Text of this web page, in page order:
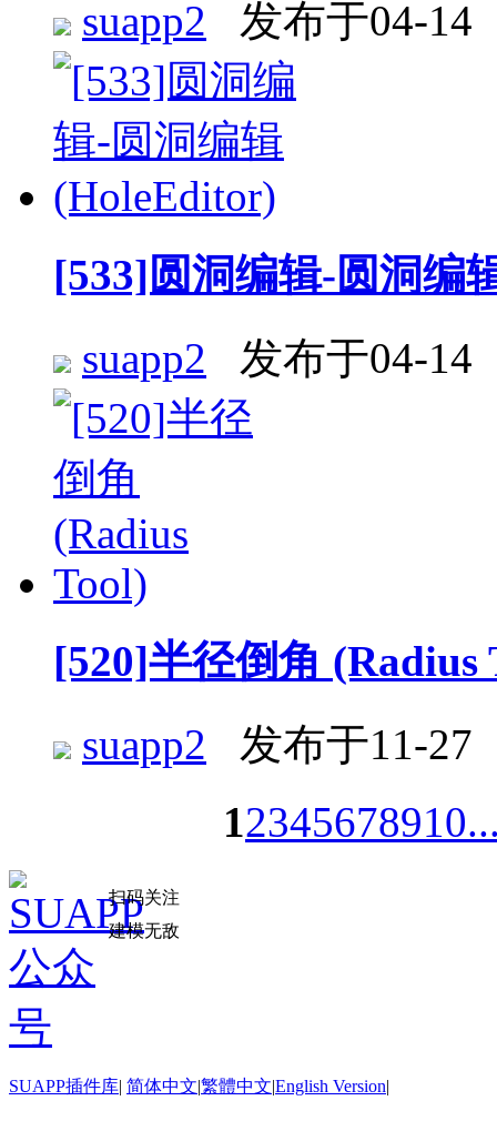
suapp2 发布于04-14
[533]圆洞编辑-圆洞编
suapp2 发布于04-14
[520]半径倒角 (Radius
suapp2 发布于11-27
12345678910
扫码关注
建模无敌
SUAPP插件库| 简体中文|繁體中文|English Version|